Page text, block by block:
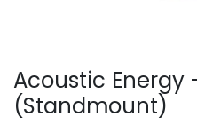
Acoustic Energy
(Standmount)